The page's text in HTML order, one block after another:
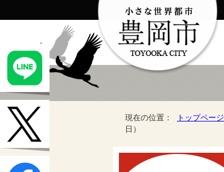
現在の位置： トップページ
日）